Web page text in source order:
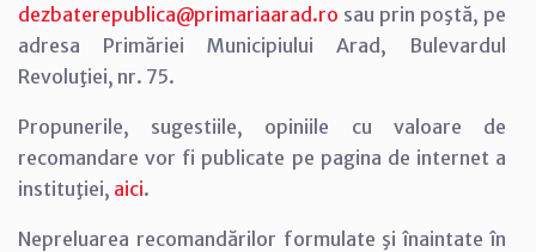
dezbaterepublica@primariaarad.ro sau prin poştă, pe
adresa Primăriei Municipiului Arad, Bulevardul
Revoluţiei, nr. 75.
Propunerile, sugestiile, opiniile cu valoare de
recomandare vor fi publicate pe pagina de internet a
instituţiei, aici.
Nepreluarea recomandărilor formulate şi înaintate în